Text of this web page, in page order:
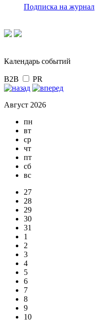
Подписка на журнал
Календарь событий
B2B PR
Август 2026
пн
вт
ср
чт
пт
сб
вс
27
28
29
30
31
1
2
3
4
5
6
7
8
9
10